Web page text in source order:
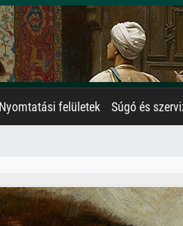
Nyomtatási felületek Súgó és